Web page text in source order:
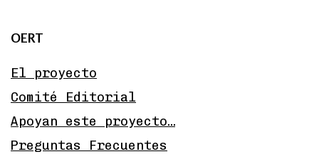
OERT
El proyecto
Comité Editorial
Apoyan este proyecto…
Preguntas Frecuentes